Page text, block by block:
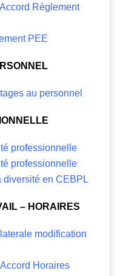
Règlement
PEE
au personnel
professionnelle
professionnelle
diversité en CEBPL
– HORAIRES
modification
Horaires